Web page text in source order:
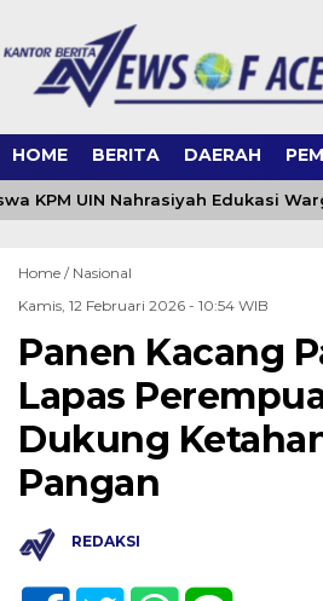
HOME BERITA DAERAH
KPM UIN Nahrasiyah Edukasi
Home / Nasional
Kamis, 12 Februari 2026 - 10:54 WIB
Panen Kacang
Lapas
Dukung
Pangan
REDAKSI